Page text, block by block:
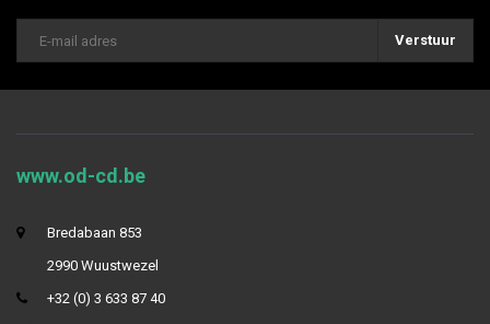
Verstuur
www.od-cd.be
Bredabaan 853
2990 Wuustwezel
+32 (0) 3 633 87 40